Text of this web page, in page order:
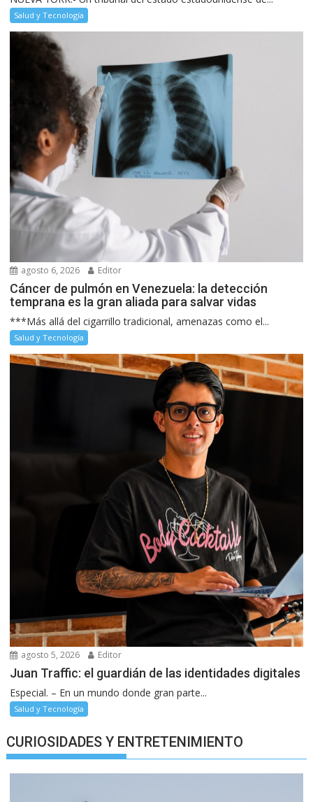
Salud y Tecnología
agosto 6, 2026 Editor
Cáncer de pulmón en Venezuela: la detección
temprana es la gran aliada para salvar vidas
***Más allá del cigarrillo tradicional, amenazas como el...
Salud y Tecnología
agosto 5, 2026 Editor
Juan Traffic: el guardián de las identidades digitales
Especial. – En un mundo donde gran parte...
Salud y Tecnología
CURIOSIDADES Y ENTRETENIMIENTO